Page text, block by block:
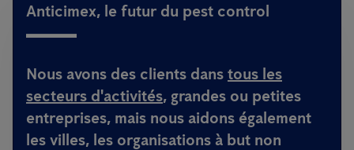
Anticimex, le futur du pest control
Nous avons des clients dans tous les
secteurs d'activités, grandes ou petites
entreprises, mais nous aidons également
les villes, les organisations à but non